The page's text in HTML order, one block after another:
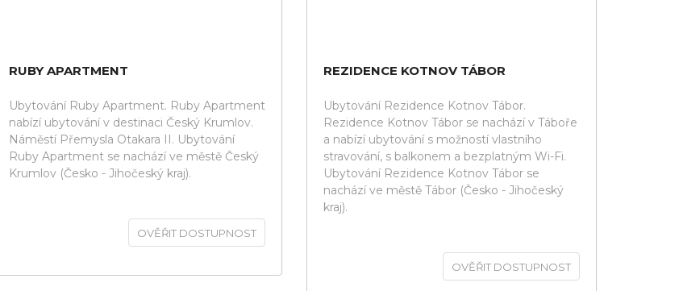
RUBY APARTMENT
Ubytování Ruby Apartment. Ruby Apartment
nabízí ubytování v destinaci Český Krumlov.
Náměstí Přemysla Otakara II. Ubytování
Ruby Apartment se nachází ve městě Český
Krumlov (Česko - Jihočeský kraj).
OVĚŘIT DOSTUPNOST
REZIDENCE KOTNOV TÁBOR
Ubytování Rezidence Kotnov Tábor.
Rezidence Kotnov Tábor se nachází v Táboře
a nabízí ubytování s možností vlastního
stravování, s balkonem a bezplatným Wi-Fi.
Ubytování Rezidence Kotnov Tábor se
nachází ve městě Tábor (Česko - Jihočeský
kraj).
OVĚŘIT DOSTUPNOST